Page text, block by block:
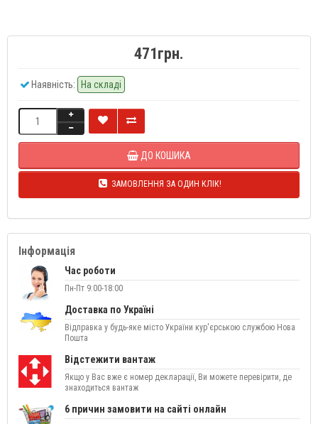
471грн.
Наявність: На складі
ДО КОШИКА
ЗАМОВЛЕННЯ ЗА ОДИН КЛІК!
Інформація
Час роботи
Пн-Пт 9:00-18:00
Доставка по Україні
Відправка у будь-яке місто України кур'єрською службою Нова
Пошта
Відстежити вантаж
Якщо у Вас вже є номер декларації, Ви можете перевірити, де
знаходиться вантаж
6 причин замовити на сайті онлайн